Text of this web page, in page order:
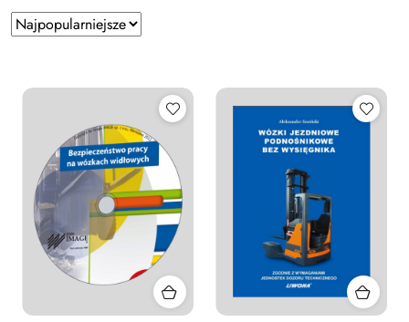
Zastosowano
sortowanie:
Sortuj
według